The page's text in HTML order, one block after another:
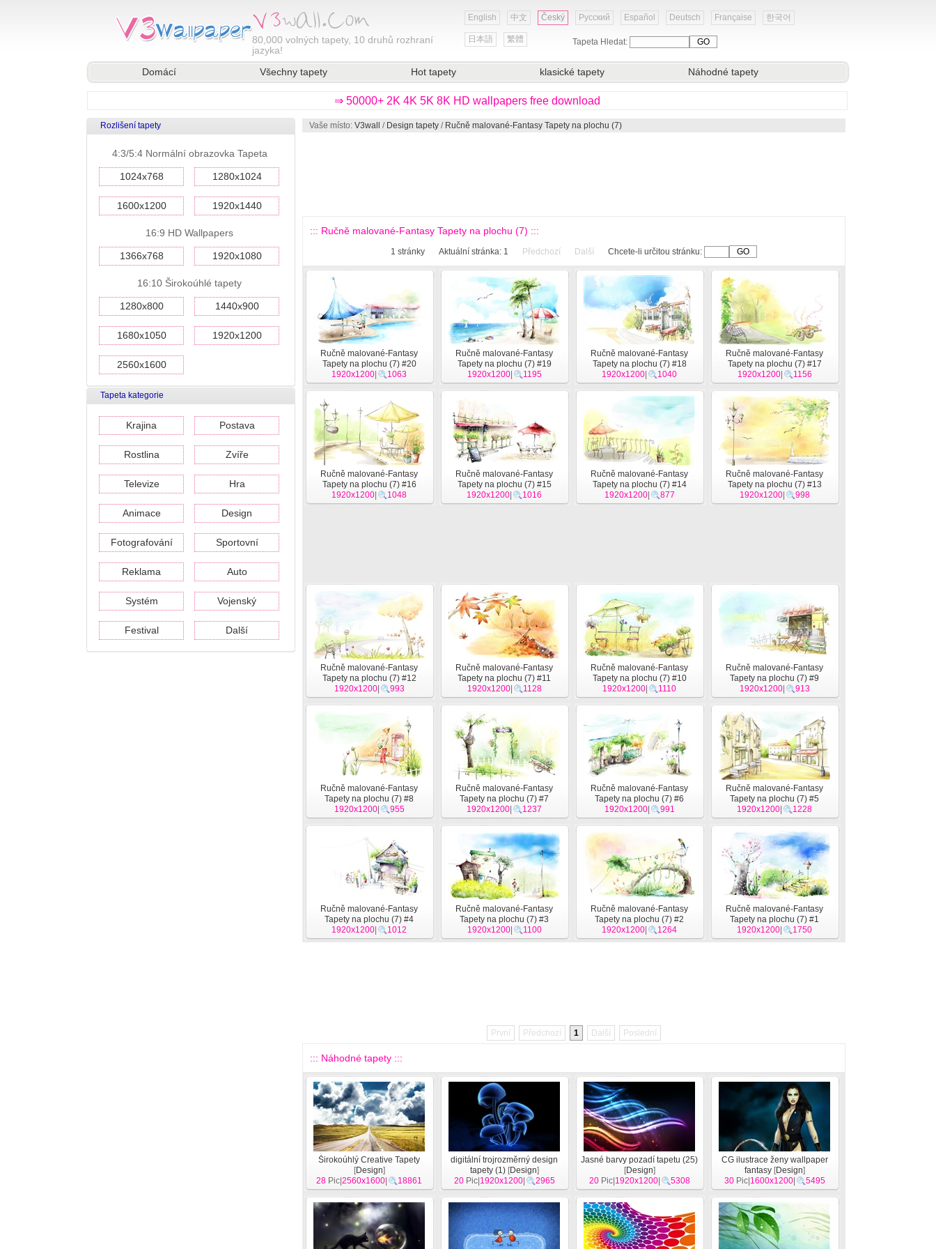
80,000 volných tapety, 10 druhů rozhraní
jazyka!
English 中文 Český Русский Español Deutsch Française 한국어
日本語 繁體 Tapeta Hledat:
Domácí Všechny tapety Hot tapety klasické tapety Náhodné tapety
⇒ 50000+ 2K 4K 5K 8K HD wallpapers free download
Rozlišení tapety
4:3/5:4 Normální obrazovka Tapeta
1024x768 1280x1024
1600x1200 1920x1440
16:9 HD Wallpapers
1366x768 1920x1080
16:10 Širokoúhlé tapety
1280x800 1440x900
1680x1050 1920x1200
2560x1600
Tapeta kategorie
Krajina Postava
Rostlina Zvíře
Televize Hra
Animace Design
Fotografování Sportovní
Reklama Auto
Systém Vojenský
Festival Další
Vaše místo: V3wall / Design tapety / Ručně malované-Fantasy Tapety na plochu (7)
::: Ručně malované-Fantasy Tapety na plochu (7) :::
1 stránky Aktuální stránka: 1 Předchozí Další Chcete-li určitou stránku:
Ručně malované-Fantasy
Tapety na plochu (7) #20
1920x1200
1063
Ručně malované-Fantasy
Tapety na plochu (7) #19
1920x1200| 1195
Ručně malované-Fantasy
Tapety na plochu (7) #18
1920x1200
1040
Ručně malované-Fantasy
Tapety na plochu (7) #17
1920x1200| 1156
Ručně malované-Fantasy
Tapety na plochu (7) #16
1920x1200
1048
Ručně malované-Fantasy
Tapety na plochu (7) #15
1920x1200
1016
Ručně malované-Fantasy
Tapety na plochu (7) #14
1920x1200| 877
Ručně malované-Fantasy
Tapety na plochu (7) #13
1920x1200| 998
Ručně malované-Fantasy
Tapety na plochu (7) #12
1920x1200| 993
Ručně malované-Fantasy
Tapety na plochu (7) #11
1920x1200| 1128
Ručně malované-Fantasy
Tapety na plochu (7) #10
1920x1200
1110
Ručně malované-Fantasy
Tapety na plochu (7) #9
1920x1200| 913
Ručně malované-Fantasy
Tapety na plochu (7) #8
1920x1200| 955
Ručně malované-Fantasy
Tapety na plochu (7) #7
1920x1200
1237
Ručně malované-Fantasy
Tapety na plochu (7) #6
1920x1200| 991
Ručně malované-Fantasy
Tapety na plochu (7) #5
1920x1200
1228
Ručně malované-Fantasy
Tapety na plochu (7) #4
1920x1200
1012
Ručně malované-Fantasy
Tapety na plochu (7) #3
1920x1200| 1100
Ručně malované-Fantasy
Tapety na plochu (7) #2
1920x1200
1264
Ručně malované-Fantasy
Tapety na plochu (7) #1
1920x1200
1750
První Předchozí 1 Další Poslední
::: Náhodné tapety :::
Širokoúhlý Creative Tapety
[Design]
28 Pic| 2560x1600 18861
digitální trojrozměrný design
tapety (1)[Design]
20Pic| 1920x1200| 2965
Jasné barvy pozadí tapetu (25)
[Design]
20Pic| 1920x1200| 5308
CG ilustrace ženy wallpaper
fantasy[Design]
30Pic| 1600x1200| 5495